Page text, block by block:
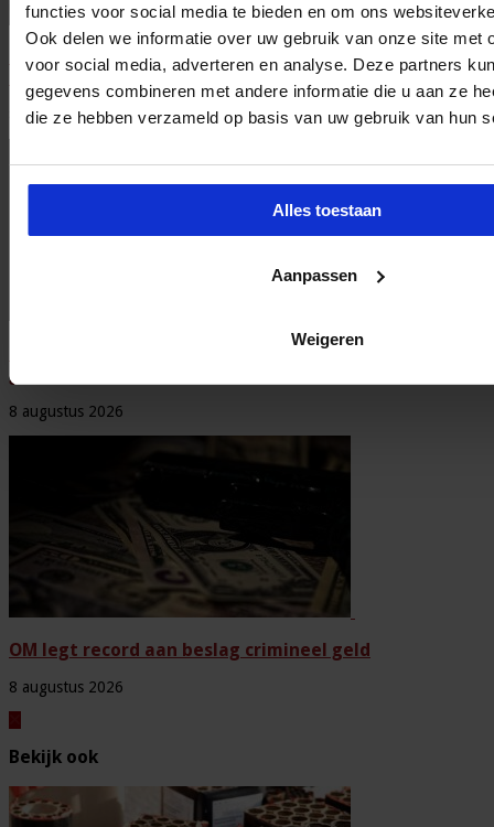
functies voor social media te bieden en om ons
Ook delen we informatie over uw gebruik van onze site met
voor social media, adverteren en analyse. Deze partners
gegevens combineren met andere informatie die u aan ze
die ze hebben verzameld op basis van uw gebruik van hun
Alles toestaan
Aanpassen
Weigeren
Geactualiseerde handreiking helpt organisaties bij
effectief alcohol-, drugs- en medicijnbeleid
8 augustus 2026
Onderzoek mensenhandel op Wallen: sekswerkers op
grote schaal uitgebuit
8 augustus 2026
OM legt record aan beslag crimineel geld
8 augustus 2026
Bekijk ook